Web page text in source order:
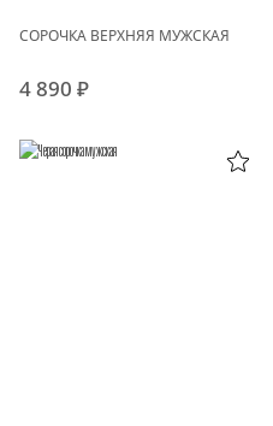
СОРОЧКА ВЕРХНЯЯ МУЖСКАЯ
4 890 ₽